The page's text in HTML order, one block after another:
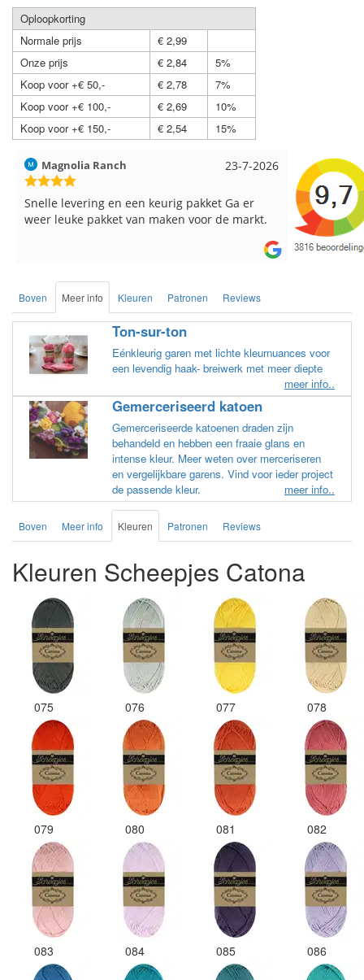
Oploopkorting
Normale prijs
€ 2,99
Onze prijs
€ 2,84
5%
Koop voor +€ 50,-
€ 2,78
7%
Koop voor +€ 100,-
€ 2,69
10%
Koop voor +€ 150,-
€ 2,54 15%
17-7-2026
Hilde uit Loyers
Reeds meerdere keren breigaren en
breinaalden besteld, altijd heel tevreden over
Loes uit
Snelle
Boven Meer info Kleuren Patronen Reviews
Ton-sur-ton
Eénkleurig garen met lichte kleurnuances voor
een levendig haak- breiwerk met meer diepte
meer info..
Gemerceriseerd katoen
Gemerceriseerde katoenen draden zijn
behandeld en hebben een fraaie glans en
intense kleur. Meer weten over merceriseren
en vergelijkbare garens. Vind voor ieder project
de passende kleur.
meer info..
Boven Meer info Kleuren Patronen Reviews
Kleuren Scheepjes Catona
075 076 077 078
079 080 081 082
083 084 085 086